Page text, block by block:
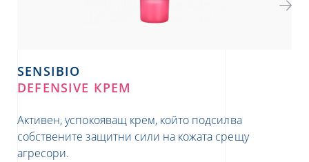
SENSIBIO
DEFENSIVE КРЕМ
Активен, успокояващ крем, който подсилва
собствените защитни сили на кожата срещу
агресори.